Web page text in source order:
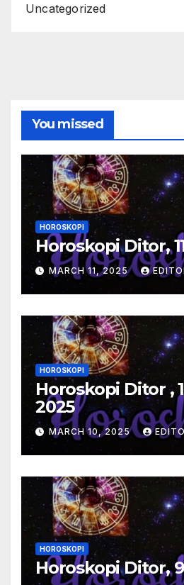
Uncategorized
You missed
HOROSKOPI
Horoskopi Ditor,
MARCH 11, 2025
HOROSKOPI
Horoskopi Ditor ,
2025
MARCH 10, 2025
HOROSKOPI
Horoskopi Ditor,